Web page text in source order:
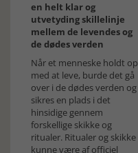
en helt klar og
utvetyding skillelinje
mellem de levendes og
de dødes verden
Når et menneske holdt op
med at leve, burde det gå
over i de dødes verden og
sikres en plads i det
hinsidige gennem
forskellige skikke og
ritualer. Ritualer og skikke
kunne være af officiel